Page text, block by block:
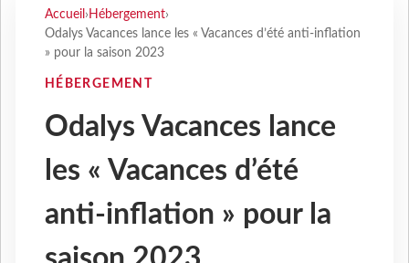
Accueil › Hébergement›
Odalys Vacances lance les « Vacances d’été anti-inflation
» pour la saison 2023
HÉBERGEMENT
Odalys Vacances lance
les « Vacances d’été
anti-inflation » pour la